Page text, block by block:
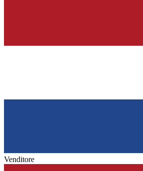
Venditore